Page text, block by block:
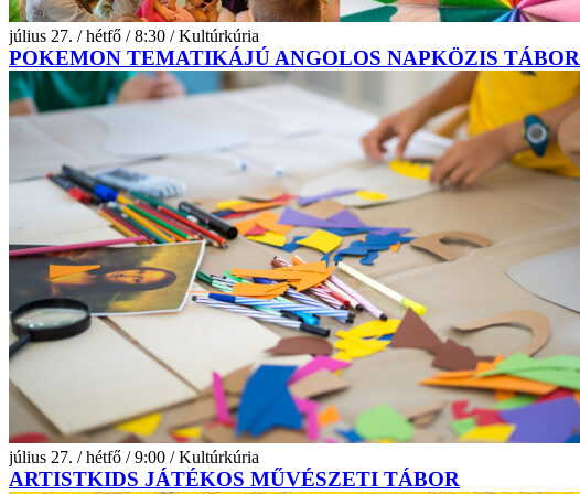
július 27. / hétfő / 8:30 / Kultúrkúria
POKEMON TEMATIKÁJÚ ANGOLOS NAPKÖZIS TÁBOR
július 27. / hétfő / 9:00 / Kultúrkúria
ARTISTKIDS JÁTÉKOS MŰVÉSZETI TÁBOR